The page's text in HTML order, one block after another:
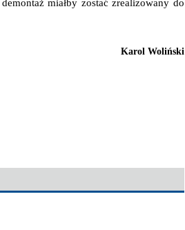
miałby zostać zrealizowany do
Karol Woliński